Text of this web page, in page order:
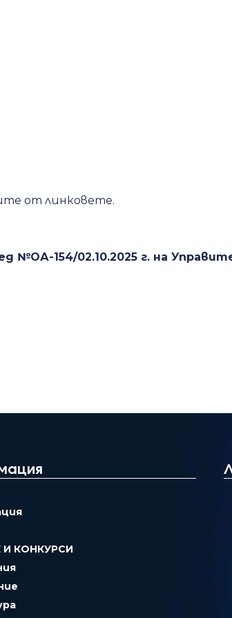
от линковете.
№ОА-154/02.10.2025 г. на
И КОНКУРСИ